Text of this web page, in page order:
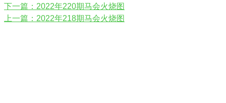
下一篇：2022年220期马会火烧图
上一篇：2022年218期马会火烧图